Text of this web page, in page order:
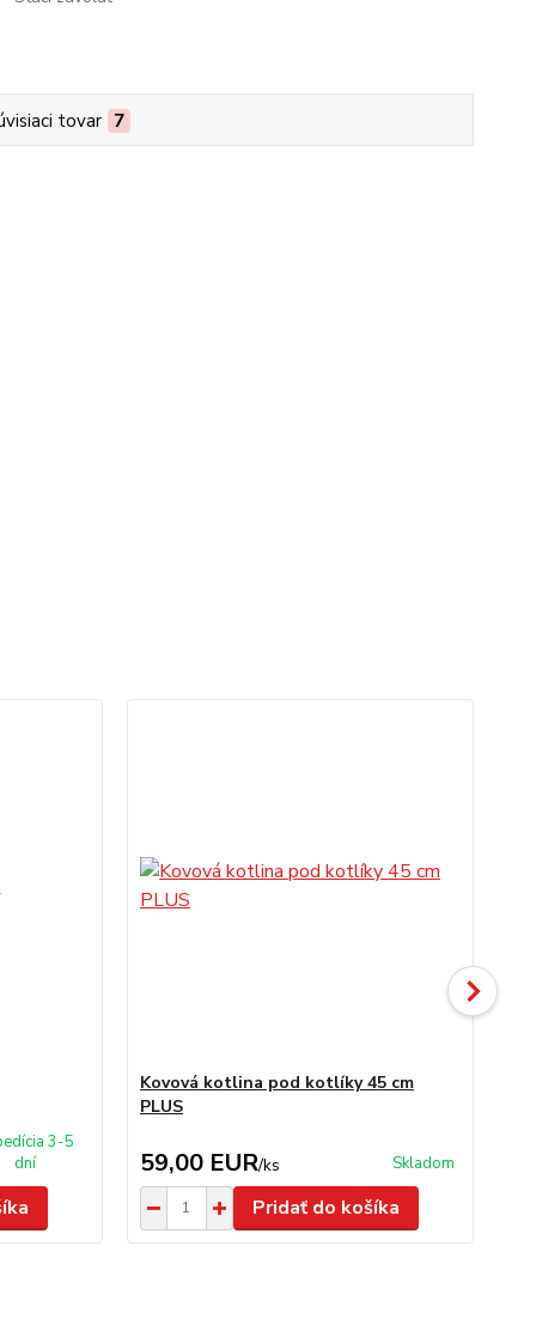
tovar 7
3-5
dní
Kovová kotlina pod kotlíky 45 cm
PLUS
59,00 EUR/ks Skladom
Pridať do košíka